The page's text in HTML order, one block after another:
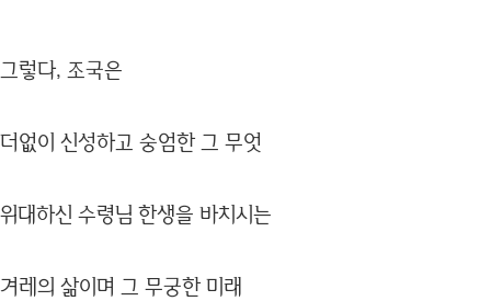
그렇다, 조국은
더없이 신성하고 숭엄한 그 무엇
위대하신 수령님 한생을 바치시는
겨레의 삶이며 그 무궁한 미래